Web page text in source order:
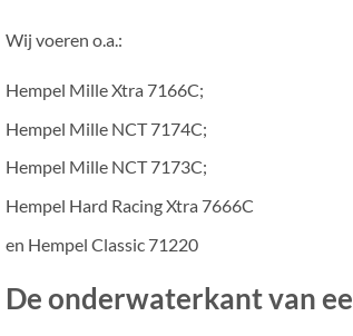
Wij voeren o.a.:
Hempel Mille Xtra 7166C;
Hempel Mille NCT 7174C;
Hempel Mille NCT 7173C;
Hempel Hard Racing Xtra 7666C
en Hempel Classic 71220
De onderwaterkant van